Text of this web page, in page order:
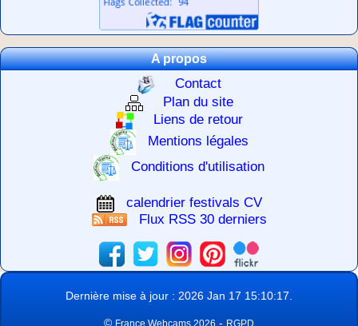
A propos
Contact
Plan du site
Liens de retour
Mentions légales
Conditions d'utilisation
calendrier festivals CV
Flux RSS 30 derniers
Dernière mise à jour : 2026 Jan 17 15:10:17.
© France Webcams 2026 - RGPD